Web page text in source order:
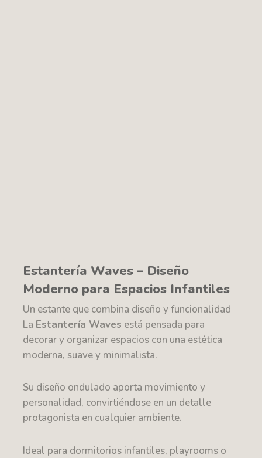
Estantería Waves – Diseño
Moderno para Espacios Infantiles
Un estante que combina diseño y funcionalidad
La Estantería Waves está pensada para
decorar y organizar espacios con una estética
moderna, suave y minimalista.
Su diseño ondulado aporta movimiento y
personalidad, convirtiéndose en un detalle
protagonista en cualquier ambiente.
Ideal para dormitorios infantiles, playrooms o